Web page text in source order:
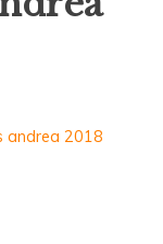
andrea 2018